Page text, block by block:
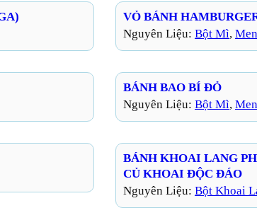
VỎ BÁNH
Nguyên Liệu: Bột Mì, Men
BÁNH BAO BÍ ĐỎ
Nguyên Liệu: Bột Mì, Men
BÁNH KHOAI LANG
CỦ KHOAI ĐỘC ĐÁO
Nguyên Liệu: Bột Khoai